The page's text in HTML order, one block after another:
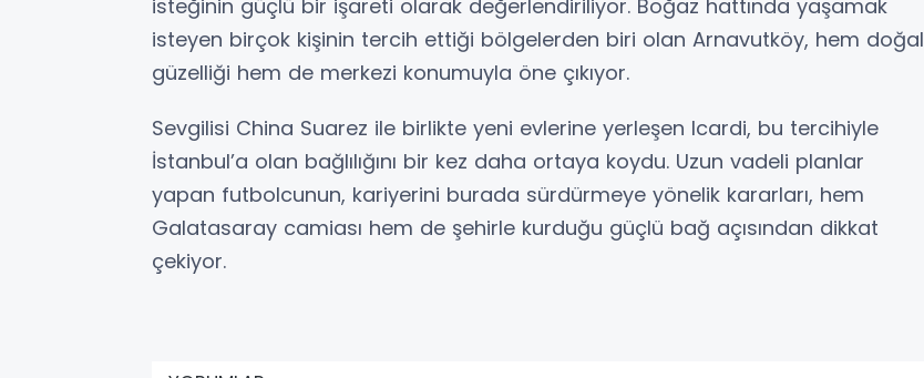
isteğinin güçlü bir işareti olarak değerlendiriliyor. Boğaz hattında yaşamak
isteyen birçok kişinin tercih ettiği bölgelerden biri olan Arnavutköy, hem doğal
güzelliği hem de merkezi konumuyla öne çıkıyor.
Sevgilisi China Suarez ile birlikte yeni evlerine yerleşen Icardi, bu tercihiyle
İstanbul’a olan bağlılığını bir kez daha ortaya koydu. Uzun vadeli planlar
yapan futbolcunun, kariyerini burada sürdürmeye yönelik kararları, hem
Galatasaray camiası hem de şehirle kurduğu güçlü bağ açısından dikkat
çekiyor.